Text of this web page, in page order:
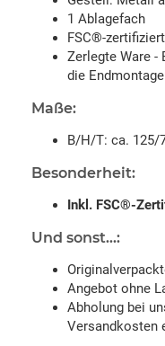
1 Ablagefach
FSC®-
Zerlegte Ware -
die
Maße:
B/H/T: ca. 125/
Besonderheit:
Inkl. FSC®-
Und sonst...:
Angebot ohne
Abholung bei
Versandkosten